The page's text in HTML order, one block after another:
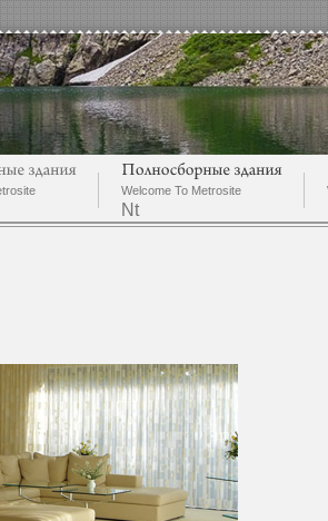
Welcome To Metrosite
Nt